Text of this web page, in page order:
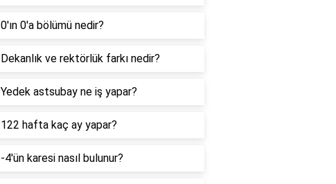
0'ın 0'a bölümü nedir?
Dekanlık ve rektörlük farkı nedir?
Yedek astsubay ne iş yapar?
122 hafta kaç ay yapar?
-4'ün karesi nasıl bulunur?